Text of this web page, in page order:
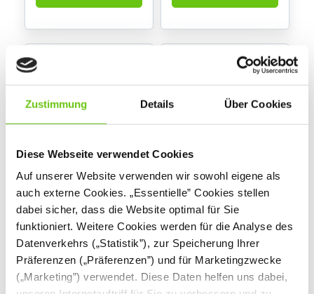
Zustimmung Details Über Cookies
Diese Webseite verwendet Cookies
Auf unserer Website verwenden wir sowohl eigene als
auch externe Cookies. „Essentielle” Cookies stellen
dabei sicher, dass die Website optimal für Sie
funktioniert. Weitere Cookies werden für die Analyse des
Datenverkehrs („Statistik”), zur Speicherung Ihrer
Präferenzen („Präferenzen”) und für Marketingzwecke
(„Marketing”) verwendet. Diese Daten helfen uns dabei,
Puppenhaus Antonia
Produktnummer: 542157
174,90 €
Puppenferienhausmö
bel Küche/Esszimmer
Produktnummer:
21,90 €